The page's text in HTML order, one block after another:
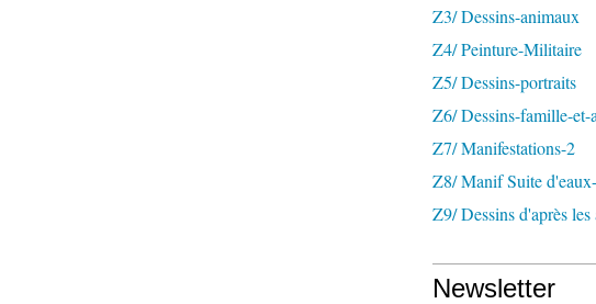
Z3/ Dessins-animaux
Z4/ Peinture-Militaire
Z5/ Dessins-portraits
Z6/ Dessins-famille-et-
Z7/ Manifestations-2
Z8/ Manif Suite
Z9/ Dessins d'après les
Newsletter